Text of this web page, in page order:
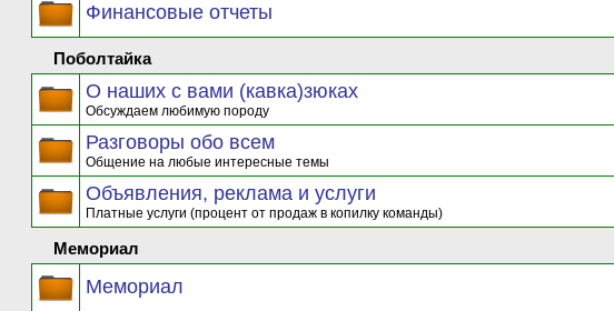
Финансовые отчеты
Поболтайка
О наших с вами (кавка)зюках
Обсуждаем любимую породу
Разговоры обо всем
Общение на любые интересные темы
Объявления, реклама и услуги
Платные услуги (процент от продаж в копилку команды)
Мемориал
Мемориал